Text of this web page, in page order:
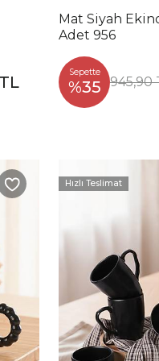
Mat Siyah
Adet 956
Sepette
%35 945,90
Hızlı Teslimat